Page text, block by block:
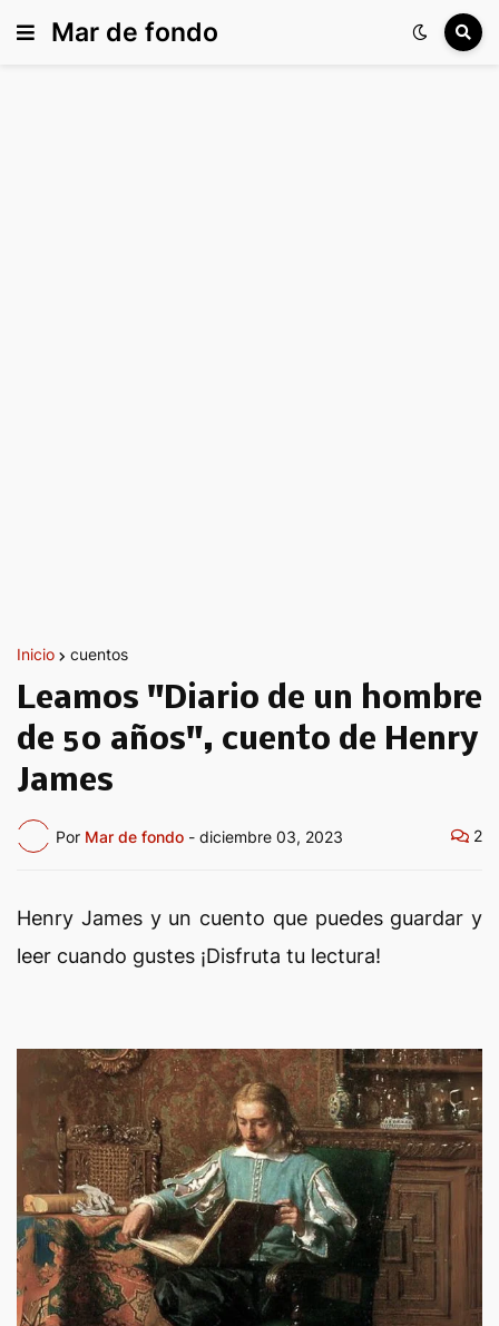
Mar de fondo
Inicio cuentos
Leamos "Diario de un hombre
de 50 años", cuento de Henry
James
Por Mar de fondo - diciembre 03, 2023 2
Henry James y un cuento que puedes guardar y
leer cuando gustes ¡Disfruta tu lectura!